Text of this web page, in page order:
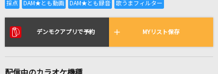
全国りれき
リアルタイムで歌われている曲の一覧
デンモクアプリで予約 MYリスト保存